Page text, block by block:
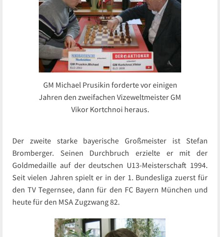
GM Michael Prusikin forderte vor einigen
Jahren den zweifachen Vizeweltmeister GM
Vikor Kortchnoi heraus.
Der zweite starke bayerische Großmeister ist Stefan
Bromberger. Seinen Durchbruch erzielte er mit der
Goldmedaille auf der deutschen U13-Meisterschaft 1994.
Seit vielen Jahren spielt er in der 1. Bundesliga zuerst für
den TV Tegernsee, dann für den FC Bayern München und
heute für den MSA Zugzwang 82.